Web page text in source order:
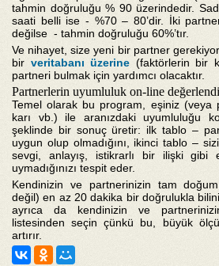
tahmin doğruluğu % 90 üzerindedir.
saati belli ise - %70 – 80’dir. İki
değilse - tahmin doğruluğu 60%’tır.
Ve nihayet, size yeni bir partner
bir veritabanı üzerine (faktörlerin bir
partneri bulmak için yardımcı olacaktır.
Partnerlerin uyumluluk on-line
Temel olarak bu program, eşiniz (veya
karı vb.) ile aranızdaki uyumluluğu
şeklinde bir sonuç üretir: ilk tablo –
uygun olup olmadığını, ikinci tablo –
sevgi, anlayış, istikrarlı bir ilişki gibi
uymadığınızı tespit eder.
Kendinizin ve partnerinizin tam
değil) en az 20 dakika bir doğrulukla
ayrıca da kendinizin ve
listesinden seçin çünkü bu, büyük
artırır.